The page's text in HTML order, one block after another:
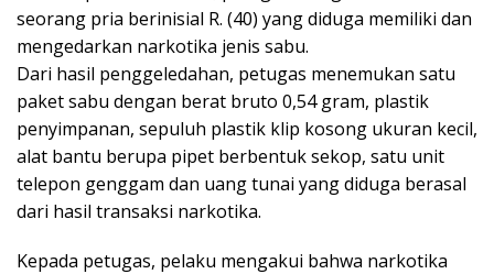
seorang pria berinisial R. (40) yang diduga memiliki dan
mengedarkan narkotika jenis sabu.
Dari hasil penggeledahan, petugas menemukan satu
paket sabu dengan berat bruto 0,54 gram, plastik
penyimpanan, sepuluh plastik klip kosong ukuran kecil,
alat bantu berupa pipet berbentuk sekop, satu unit
telepon genggam dan uang tunai yang diduga berasal
dari hasil transaksi narkotika.
Kepada petugas, pelaku mengakui bahwa narkotika